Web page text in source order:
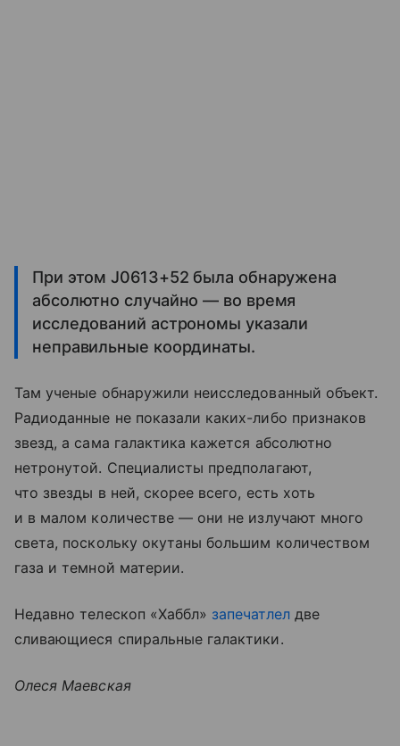
При этом J0613+52 была обнаружена
абсолютно случайно — во время
исследований астрономы указали
неправильные координаты.
Там ученые обнаружили неисследованный объект.
Радиоданные не показали каких-либо признаков
звезд, а сама галактика кажется абсолютно
нетронутой. Специалисты предполагают,
что звезды в ней, скорее всего, есть хоть
и в малом количестве — они не излучают много
света, поскольку окутаны большим количеством
газа и темной материи.
Недавно телескоп «Хаббл» запечатлелдве
сливающиеся спиральные галактики.
Олеся Маевская